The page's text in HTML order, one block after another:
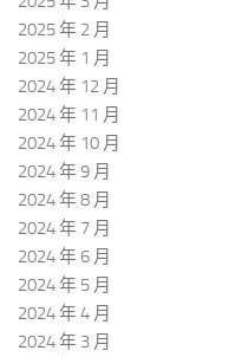
2025 年 2 月
2025 年 1 月
2024 年 12 月
2024 年 11 月
2024 年 10 月
2024 年 9 月
2024 年 8 月
2024 年 7 月
2024 年 6 月
2024 年 5 月
2024 年 4 月
2024 年 3 月